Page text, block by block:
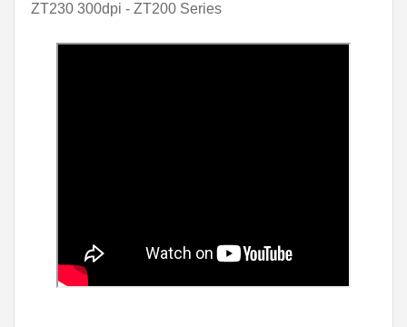
ZT230 300dpi - ZT200 Series